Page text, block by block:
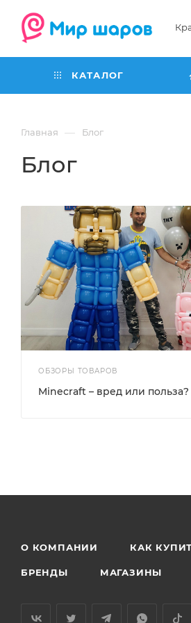
КАТАЛОГ
Главная — Блог
Блог
ОБЗОРЫ ТОВАРОВ
Minecraft – вред или польза?
О КОМПАНИИ КАК
БРЕНДЫ МАГАЗИНЫ